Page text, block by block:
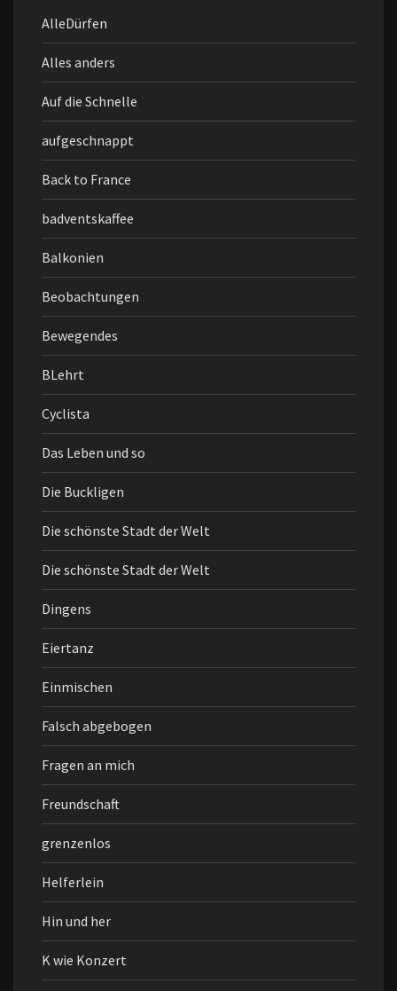
AlleDürfen
Alles anders
Auf die Schnelle
aufgeschnappt
Back to France
badventskaffee
Balkonien
Beobachtungen
Bewegendes
BLehrt
Cyclista
Das Leben und so
Die Buckligen
Die schönste Stadt der Welt
Die schönste Stadt der Welt
Dingens
Eiertanz
Einmischen
Falsch abgebogen
Fragen an mich
Freundschaft
grenzenlos
Helferlein
Hin und her
K wie Konzert